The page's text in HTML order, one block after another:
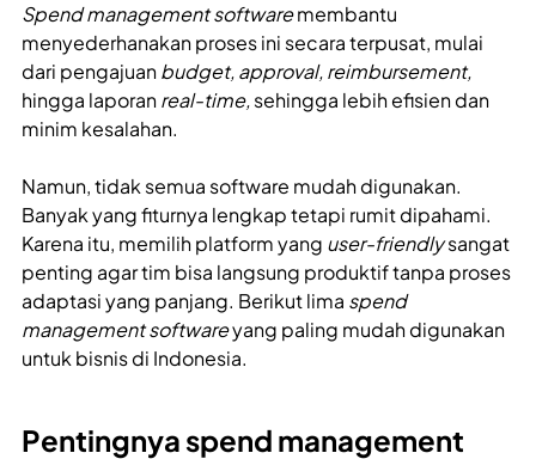
Spend management softwaremembantu
menyederhanakan proses ini secara terpusat, mulai
dari pengajuanbudget, approval, reimbursement,
hingga laporanreal-time,sehingga lebih efisien dan
minim kesalahan.
Namun, tidak semua software mudah digunakan.
Banyak yang fiturnya lengkap tetapi rumit dipahami.
Karena itu, memilih platform yang user-friendlysangat
penting agar tim bisa langsung produktif tanpa proses
adaptasi yang panjang. Berikut lima spend
management softwareyang paling mudah digunakan
untuk bisnis di Indonesia.
Pentingnya spend management